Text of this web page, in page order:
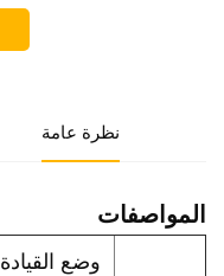
نظرة عامة
المواصفات
وضع القيادة